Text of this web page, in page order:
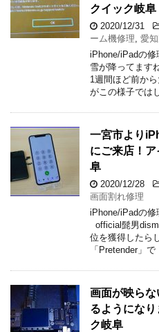
クイック岐阜
2020/12/31
ーム機修理, 愛
iPhone/iPadの
雪が降ってます
1週間ほど前か
がこの様子では
一宮市より
にご来店！
阜
2020/12/28
画面割れ修理
iPhone/iPadの
official髭男
位を獲得したら
「Pretender」
画面が映ら
るようにな
ク岐阜